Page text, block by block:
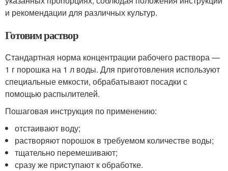
и рекомендации для различных культур.
Готовим раствор
Стандартная норма концентрации рабочего раствора —
1 г порошка на 1 л воды. Для приготовления используют
специальные емкости, обрабатывают посадки с
помощью распылителей.
Пошаговая инструкция по применению:
отстаивают воду;
растворяют порошок в требуемом количестве воды;
тщательно перемешивают;
сразу же приступают к обработке.